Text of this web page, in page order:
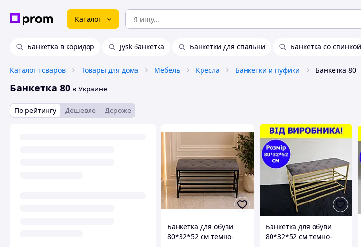
Каталог
Банкетка в коридор Jysk банкетка Банкетки для спальни Банкетка со спинкой
Каталог товаров Товары для дома Мебель Кресла Банкетки и пуфики Банкетка 80
Банкетка 80 в Украине
По рейтингу Дешевле Дороже
Банкетка для обуви
80*32*52 см темно-
Банкетка для обуви
80*32*52 см темно-